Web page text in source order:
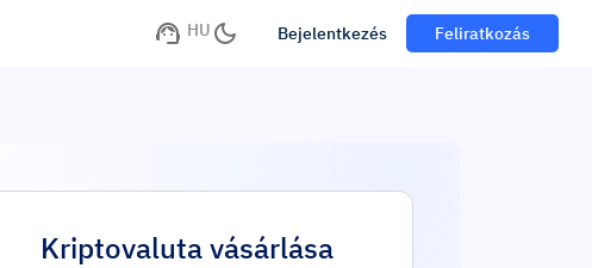
HU Bejelentkezés Feliratkozás
Kriptovaluta vásárlása